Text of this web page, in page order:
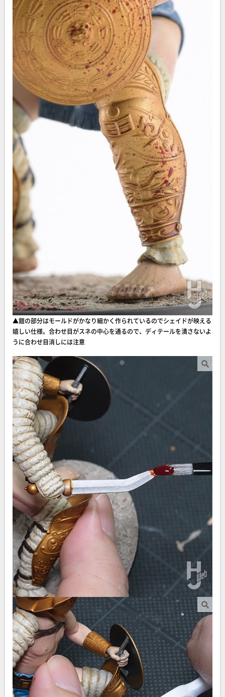
▲鎧の部分はモールドがかなり細かく作られているのでシェイドが映える
嬉しい仕様。合わせ目がスネの中心を通るので、ディテールを潰さないよ
うに合わせ目消しには注意